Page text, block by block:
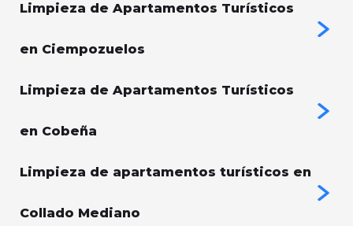
Limpieza de Apartamentos Turísticos
en Ciempozuelos
Limpieza de Apartamentos Turísticos
en Cobeña
Limpieza de apartamentos turísticos en
Collado Mediano